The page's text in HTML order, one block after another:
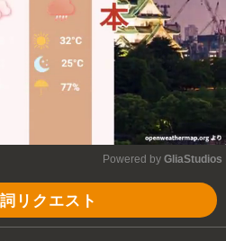
Powered by GliaStudios
リクエスト